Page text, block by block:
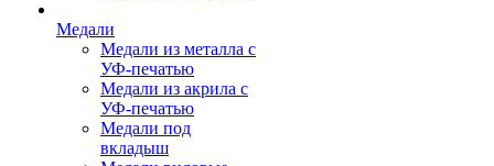
Медали
Медали из металла с
УФ-печатью
Медали из акрила с
УФ-печатью
Медали под
вкладыш